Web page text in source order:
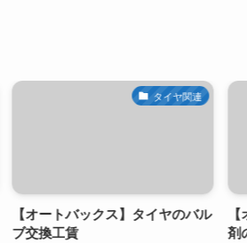
タイヤ関連
【オートバックス】タイヤのバル
ブ交換工賃
【オ
剤の